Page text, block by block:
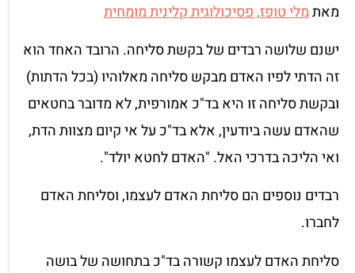
מאתמלי טופז, פסיכולוגית קלינית מומחית
ישנם שלושה רבדים של בקשת סליחה. הרובד האחד הוא
זה הדתי לפיו האדם מבקש סליחה מאלוהיו (בכל הדתות)
ובקשת סליחה זו היא בד"כ אמורפית, לא מדובר בחטאים
שהאדם עשה ביודעין, אלא בד"כ על אי קיום מצוות הדת,
ואי הליכה בדרכי האל. "האדם לחטא יולד".
רבדים נוספים הם סליחת האדם לעצמו, וסליחת האדם
לחברו.
סליחת האדם לעצמו קשורה בד"כ בתחושה של בושה